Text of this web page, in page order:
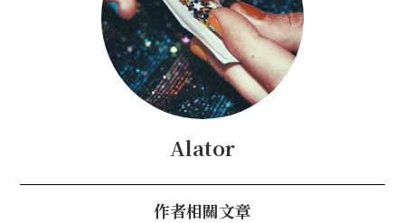
Alator
作者相關文章